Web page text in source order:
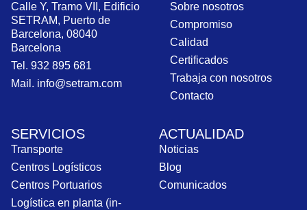
Calle Y, Tramo VII, Edificio
SETRAM, Puerto de
Barcelona, 08040
Barcelona
Tel. 932 895 681
Mail. info@setram.com
Sobre nosotros
Compromiso
Calidad
Certificados
Trabaja con nosotros
Contacto
SERVICIOS
Transporte
Centros Logísticos
Centros Portuarios
Logística en planta (in-
ACTUALIDAD
Noticias
Blog
Comunicados